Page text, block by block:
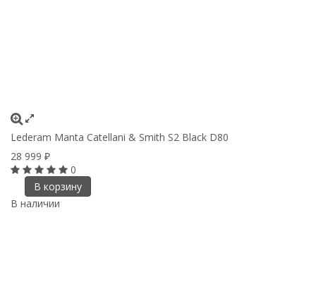
Lederam Manta Catellani & Smith S2 Black D80
28 999 ₽
0
В корзину
В наличии